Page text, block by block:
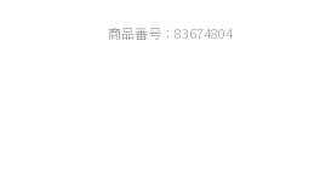
商品番号： 83674804